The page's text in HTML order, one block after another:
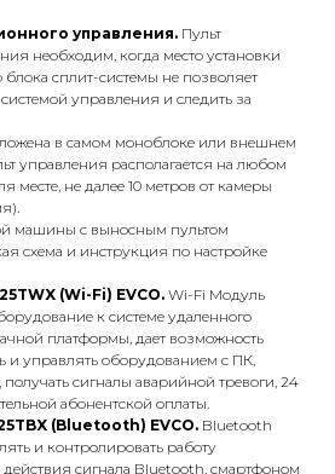
управления. Пульт
необходим, когда место установки
сплит-системы не позволяет
управления и следить за
в самом моноблоке или внешнем
управления располагается на любом
месте, не далее 10 метров от камеры
машины с выносным пультом
схема и инструкция по настройке
(Wi-Fi) EVCO. Wi-Fi Модуль
к системе удаленного
платформы, дает возможность
и управлять оборудованием с ПК,
сигналы аварийной тревоги, 24
абонентской оплаты.
(Bluetooth) EVCO. Bluetooth
и контролировать работу
сигнала Вluetooth, смартфоном